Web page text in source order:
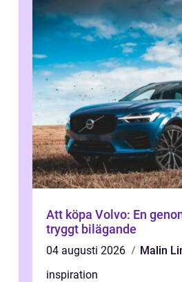
Att köpa Volvo: En
tryggt bilägande
04 augusti 2026
Malin
inspiration